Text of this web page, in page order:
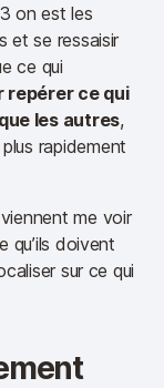
on est les
et se ressaisir
ce qui
repérer ce qui
les autres,
rapidement
me voir
qu’ils doivent
sur ce qui